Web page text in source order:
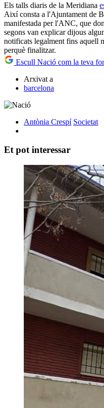
Els talls diaris de la Meridiana
Així consta a l'Ajuntament de
manifestada per l'ANC, que
segons van explicar dijous
notificats legalment fins aquell
perquè finalitzar.
Escull Nació com la teva
Arxivat a
barcelona
Antònia Crespí Societat
Et pot interessar